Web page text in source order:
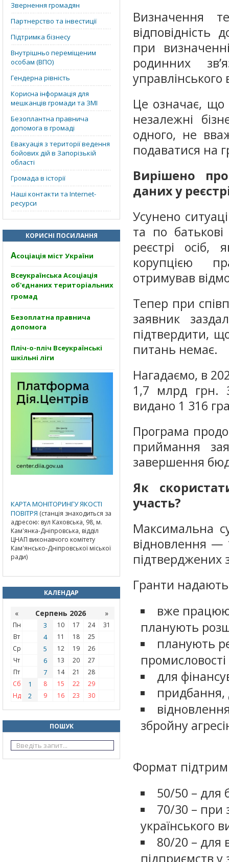
Звернення громадян
Партнерство та інвестиції
Підтримка бізнесу
Внутрішньо переміщеним
особам (ВПО)
Гендерна рівність
Корисна інформація для
мешканців громади та ЗМІ
Безоплантна правнича
допомога в громаді
Евакуація з території ведення
бойових дій в Запорізькій
області
Громада в історії
Наші контакти та Internet-
ресурси
КОРИСНІ ПОСИЛАННЯ
Асоціація міст України
Всеукраїнська Асоціація
об'єднаних територіальних
громад
Безоплатна правнича
допомога
Пліч-о-пліч Всеукраїнські
шкільні ліги
КАРТА МОНІТОРИНГУ ЯКОСТІ
ПОВІТРЯ (станція знаходиться за
адресою: вул Каховська, 98, м.
Кам'янка-Дніпровська, відділ
ЦНАП виконавчого комітету
Кам'янсько-Дніпровської міської
ради)
КАЛЕНДАР
« Серпень 2026 »
Пн 3 10 17 24
31
Вт
4 11 18
25
Ср
5 12 19
26
Чт
6 13 20
27
Пт
7 14 21
28
Сб
1 8 15 22
29
Нд
2 9 16 23 30
ПОШУК
Визначення
відповідність
при
родинних
управлінського
Це означає, що
незалежні
одного, не
подаватися на
Вирішено
даних у
Усунено
та по
реєстрі осіб,
корупцією
отримував
Тепер при
заявник
підтвердити,
питань немає.
Нагадаємо, в
1,7 млрд грн.
видано 1 316
Програма
приймання
завершення
Як
участь?
Максимальна
відновлення
підтверджених
Гранти
вже
планують
планують
промисловості
для
придбання,
збройну
Формат
50/50 – для
70/30 – при
українського
80/20 – для
підприємств у